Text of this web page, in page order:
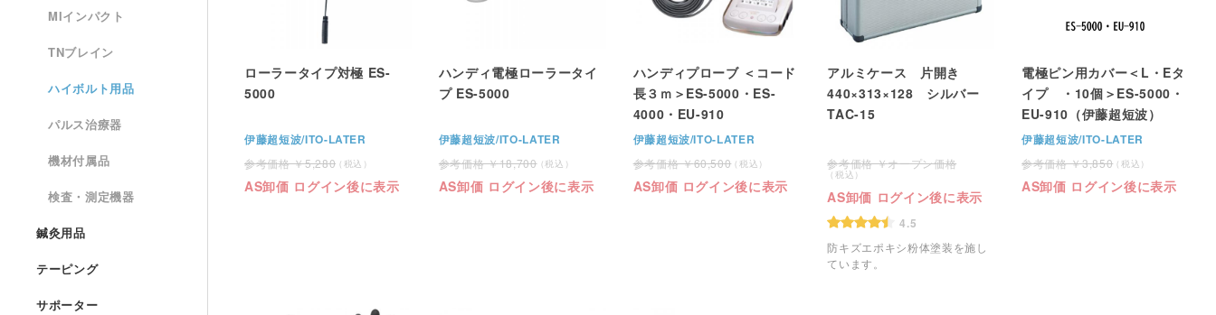
ローラータイプ対極 ES-
5000
伊藤超短波/ITO-LATER
5,280
AS卸価 ログイン後に表示
ハンディ電極ローラータイ
プ ES-5000
伊藤超短波/ITO-LATER
18,700
AS卸価 ログイン後に表示
ハンディプローブ ＜コード
長３ｍ＞ES-5000・ES-
4000・EU-910
伊藤超短波/ITO-LATER
60,500
AS卸価 ログイン後に表示
アルミケース 片開き
440×313×128 シルバー
TAC-15
オープン価格
AS卸価 ログイン後に表示
4.5
防キズエポキシ粉体塗装を施し
ています。
電極ピン用カバー＜L・Eタ
イプ ・10個＞ES-5000・
EU-910（伊藤超短波）
伊藤超短波/ITO-LATER
3,850
AS卸価 ログイン後に表示
MIインパクト
TNブレイン
ハイボルト用品
パルス治療器
機材付属品
検査・測定機器
鍼灸用品
テーピング
サポーター